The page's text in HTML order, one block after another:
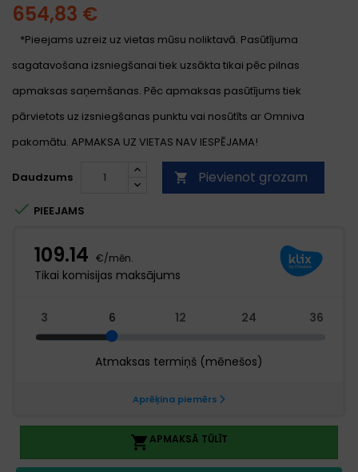
654,83 €
*Pieejams uzreiz uz vietas mūsu noliktavā. Pasūtījuma
sagatavošana izsniegšanai tiek uzsākta tikai pēc pilnas
apmaksas saņemšanas. Pēc apmaksas pasūtījums tiek
pārvietots uz izsniegšanas punktu vai nosūtīts ar Omniva
pakomātu. APMAKSA UZ VIETAS NAV IESPĒJAMA!
Daudzums  Pievienot grozam
 PIEEJAMS
APMAKSĀ TŪLĪT